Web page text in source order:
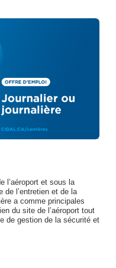
l’aéroport et sous la
de l’entretien et de la
a comme principales
du site de l’aéroport tout
de gestion de la sécurité et